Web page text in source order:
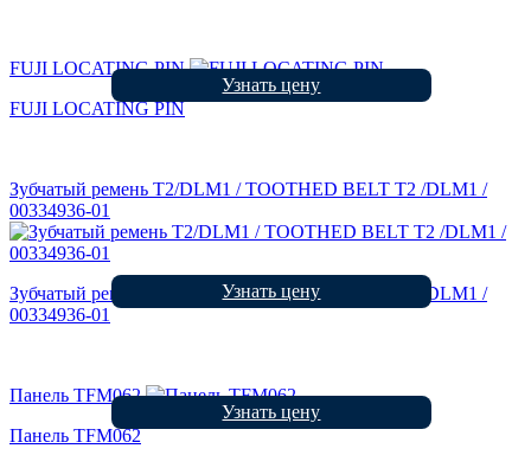
FUJI LOCATING PIN
FUJI LOCATING PIN
Узнать цену
Зубчатый ремень Т2/DLM1 / TOOTHED BELT T2 /DLM1 /
00334936-01
Зубчатый ремень Т2/DLM1 / TOOTHED BELT T2 /DLM1 /
00334936-01
Узнать цену
Панель TFM062
Панель TFM062
Узнать цену